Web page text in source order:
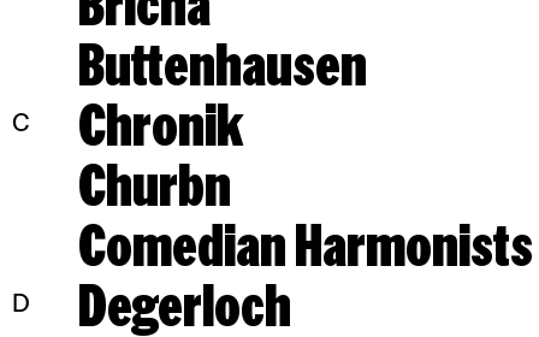
Buttenhausen
C
Chronik
Churbn
Comedian Harmonists
D
Degerloch